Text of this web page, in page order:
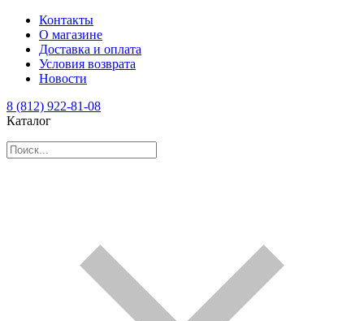
Контакты
О магазине
Доставка и оплата
Условия возврата
Новости
8 (812) 922-81-08
Каталог